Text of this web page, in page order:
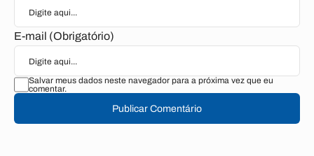
E-mail (Obrigatório)
Salvar meus dados neste navegador para a próxima vez que eu
comentar.
Publicar Comentário